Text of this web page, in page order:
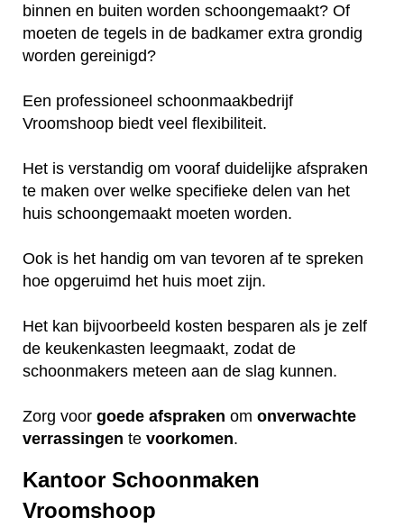
binnen en buiten worden schoongemaakt? Of
moeten de tegels in de badkamer extra grondig
worden gereinigd?
Een professioneel schoonmaakbedrijf
Vroomshoop biedt veel flexibiliteit.
Het is verstandig om vooraf duidelijke afspraken
te maken over welke specifieke delen van het
huis schoongemaakt moeten worden.
Ook is het handig om van tevoren af te spreken
hoe opgeruimd het huis moet zijn.
Het kan bijvoorbeeld kosten besparen als je zelf
de keukenkasten leegmaakt, zodat de
schoonmakers meteen aan de slag kunnen.
Zorg voor goede afspraken om onverwachte
verrassingen te voorkomen.
Kantoor Schoonmaken
Vroomshoop